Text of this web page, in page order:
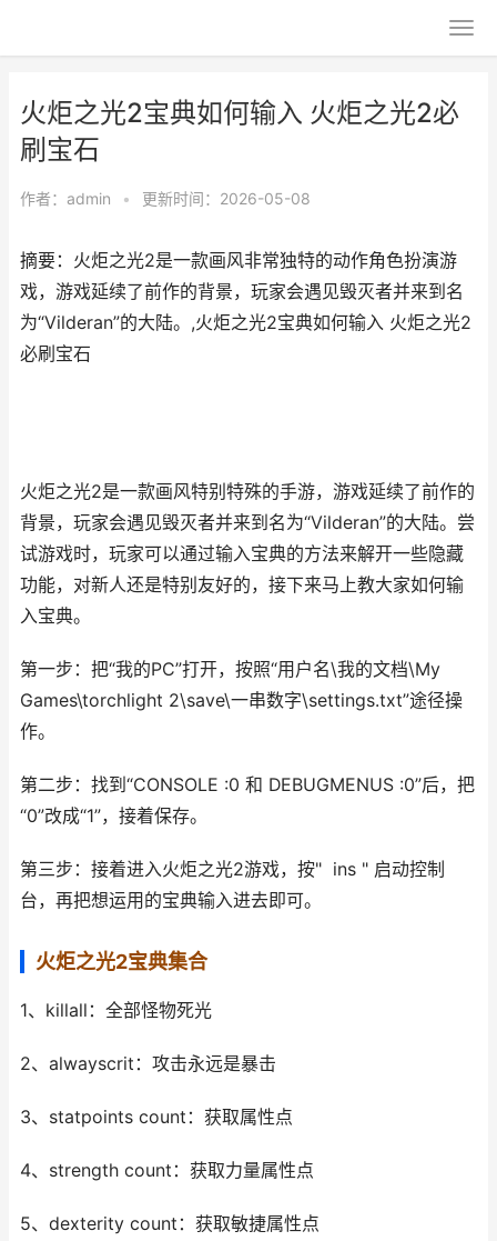
火炬之光2宝典如何输入 火炬之光2必
刷宝石
作者： admin • 更新时间：2026-05-08
摘要：火炬之光2是一款画风非常独特的动作角色扮演游
戏，游戏延续了前作的背景，玩家会遇见毁灭者并来到名
为“Vilderan”的大陆。,火炬之光2宝典如何输入 火炬之光2
必刷宝石
火炬之光2是一款画风特别特殊的手游，游戏延续了前作的
背景，玩家会遇见毁灭者并来到名为“Vilderan”的大陆。尝
试游戏时，玩家可以通过输入宝典的方法来解开一些隐藏
功能，对新人还是特别友好的，接下来马上教大家如何输
入宝典。
第一步：把“我的PC”打开，按照“用户名\我的文档\My
Games\torchlight 2\save\一串数字\settings.txt”途径操
作。
第二步：找到“CONSOLE :0 和 DEBUGMENUS :0”后，把
“0”改成“1”，接着保存。
第三步：接着进入火炬之光2游戏，按" ins " 启动控制
台，再把想运用的宝典输入进去即可。
火炬之光2宝典集合
1、killall：全部怪物死光
2、alwayscrit：攻击永远是暴击
3、statpoints count：获取属性点
4、strength count：获取力量属性点
5、dexterity count：获取敏捷属性点